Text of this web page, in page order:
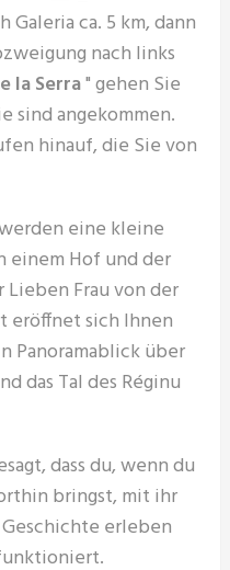
Galeria ca. 5 km, dann
nach links
la Serra" gehen Sie
sind angekommen.
hinauf, die Sie von
eine kleine
einem Hof und der
Frau von der
eröffnet sich Ihnen
Panoramablick über
das Tal des Réginu
dass du, wenn du
bringst, mit ihr
erleben